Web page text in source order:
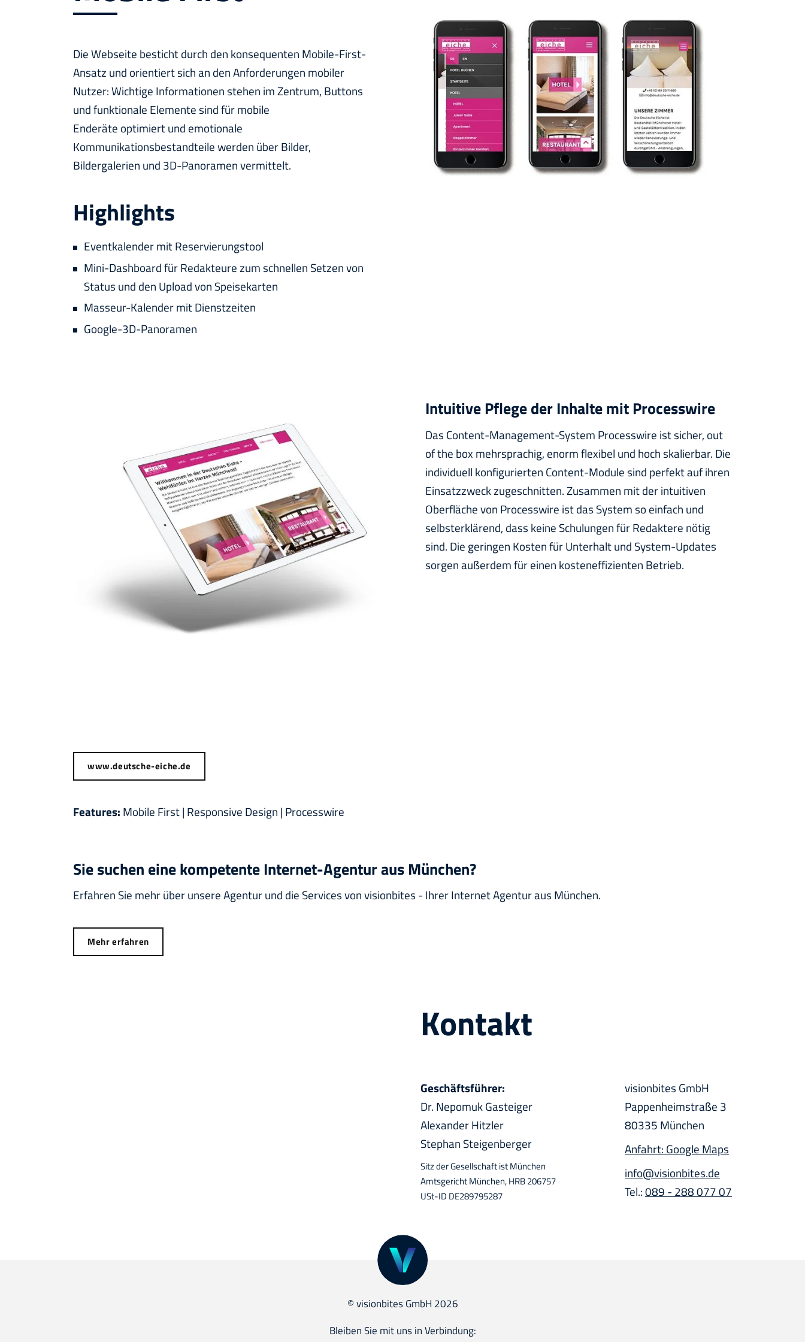
Die Webseite besticht durch den konsequenten Mobile-First-
Ansatz und orientiert sich an den Anforderungen mobiler
Nutzer: Wichtige Informationen stehen im Zentrum, Buttons
und funktionale Elemente sind für mobile
Enderäte optimiert und emotionale
Kommunikationsbestandteile werden über Bilder,
Bildergalerien und 3D-Panoramen vermittelt.
Highlights
Eventkalender mit Reservierungstool
Mini-Dashboard für Redakteure zum schnellen Setzen von
Status und den Upload von Speisekarten
Masseur-Kalender mit Dienstzeiten
Google-3D-Panoramen
Intuitive Pflege der Inhalte mit Processwire
Das Content-Management-System Processwire ist sicher, out
of the box mehrsprachig, enorm flexibel und hoch skalierbar. Die
individuell konfigurierten Content-Module sind perfekt auf ihren
Einsatzzweck zugeschnitten. Zusammen mit der intuitiven
Oberfläche von Processwire ist das System so einfach und
selbsterklärend, dass keine Schulungen für Redaktere nötig
sind. Die geringen Kosten für Unterhalt und System-Updates
sorgen außerdem für einen kosteneffizienten Betrieb.
www.deutsche-eiche.de
Features: Mobile First | Responsive Design | Processwire
Sie suchen eine kompetente Internet-Agentur aus München?
Erfahren Sie mehr über unsere Agentur und die Services von visionbites - Ihrer Internet Agentur aus München.
Mehr erfahren
Kontakt
Geschäftsführer:
Dr. Nepomuk Gasteiger
Alexander Hitzler
Stephan Steigenberger
Sitz der Gesellschaft ist München
Amtsgericht München, HRB 206757
USt-ID DE289795287
visionbites GmbH
Pappenheimstraße 3
80335 München
Anfahrt: Google Maps
info@visionbites.de
Tel.:089 - 288 077 07
© visionbites GmbH 2026
Bleiben Sie mit uns in Verbindung: